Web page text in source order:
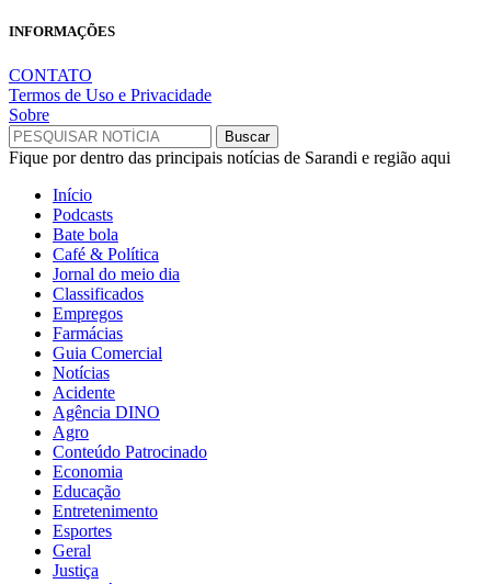
INFORMAÇÕES
CONTATO
Termos de Uso e Privacidade
Sobre
Fique por dentro das principais notícias de Sarandi e região aqui
Início
Podcasts
Bate bola
Café & Política
Jornal do meio dia
Classificados
Empregos
Farmácias
Guia Comercial
Notícias
Acidente
Agência DINO
Agro
Conteúdo Patrocinado
Economia
Educação
Entretenimento
Esportes
Geral
Justiça